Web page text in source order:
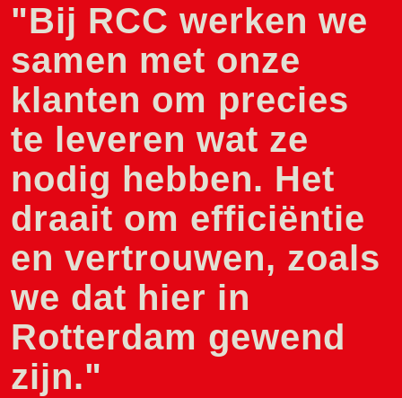
"Bij RCC werken we
samen met onze
klanten om precies
te leveren wat ze
nodig hebben. Het
draait om efficiëntie
en vertrouwen, zoals
we dat hier in
Rotterdam gewend
zijn."